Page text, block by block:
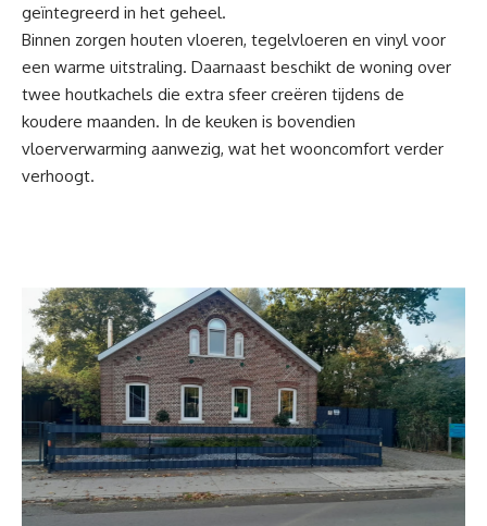
geïntegreerd in het geheel.
Binnen zorgen houten vloeren, tegelvloeren en vinyl voor
een warme uitstraling. Daarnaast beschikt de woning over
twee houtkachels die extra sfeer creëren tijdens de
koudere maanden. In de keuken is bovendien
vloerverwarming aanwezig, wat het wooncomfort verder
verhoogt.